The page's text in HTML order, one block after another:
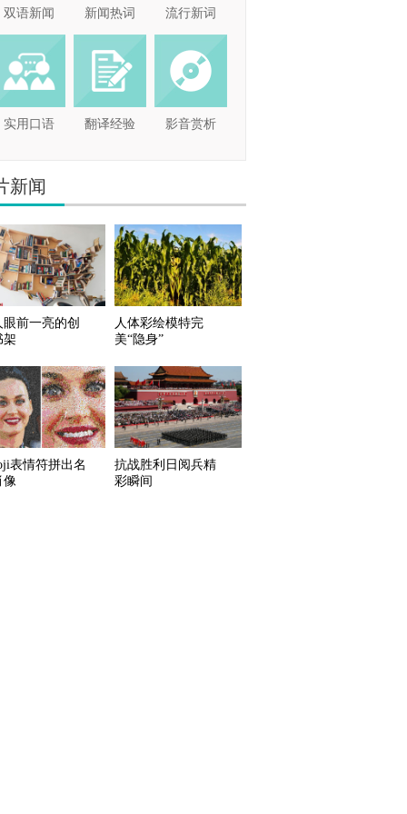
双语新闻 新闻热词 流行新词
实用口语 翻译经验 影音赏析
新闻
眼前一亮的创
架
人体彩绘模特完
美“隐身”
表情符拼出名
像
抗战胜利日阅兵精
彩瞬间